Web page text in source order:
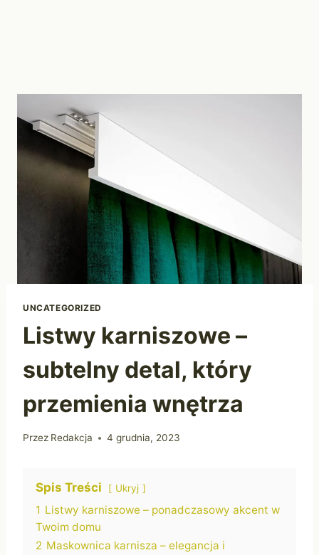
UNCATEGORIZED
Listwy karniszowe –
subtelny detal, który
przemienia wnętrza
Przez Redakcja 4 grudnia, 2023
Spis Treści Ukryj
1 Listwy karniszowe – ponadczasowy akcent w
Twoim domu
2 Maskownica karnisza – elegancja i